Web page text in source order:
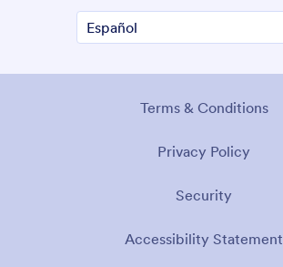
Terms & Conditions
Privacy Policy
Security
Accessibility Statement